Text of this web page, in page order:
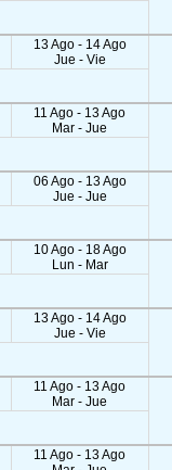
13 Ago - 14 Ago
Jue - Vie
11 Ago - 13 Ago
Mar - Jue
06 Ago - 13 Ago
Jue - Jue
10 Ago - 18 Ago
Lun - Mar
13 Ago - 14 Ago
Jue - Vie
11 Ago - 13 Ago
Mar - Jue
11 Ago - 13 Ago